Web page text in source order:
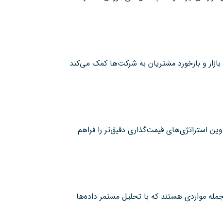
و بازخورد مشتریان به شرکت‌ها کمک می‌کند
استراتژی‌های قیمت‌گذاری دقیق‌تر را فراهم
جمله مواردی هستند که با تحلیل مستمر داده‌ها